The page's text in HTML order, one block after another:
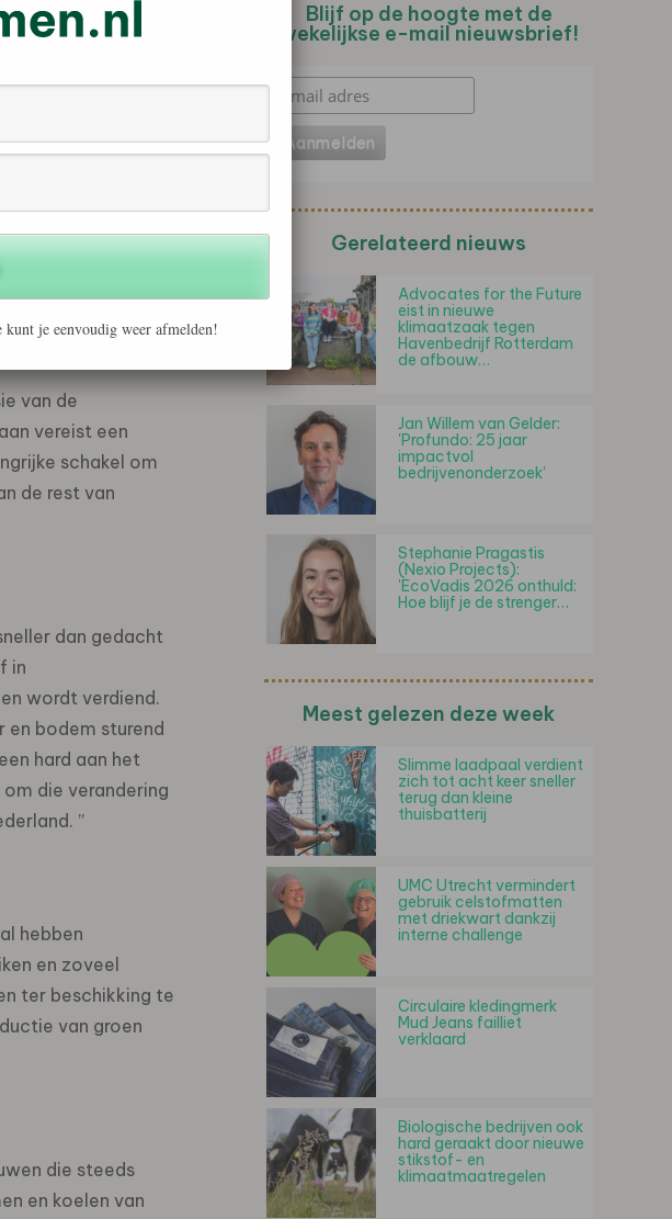
Het weer
Dus gaan we
alle 21
en te
waterschap
de uitstoot van
de emissies van
van de
vereist een
schakel om
de rest van
dan gedacht
in
wordt verdiend.
en bodem sturend
hard aan het
die verandering
”
hebben
en zoveel
ter beschikking te
van groen
die steeds
en koelen van
Blijf op de hoogte met de
wekelijkse e-mail nieuwsbrief!
Gerelateerd nieuws
Advocates for the Future
eist in nieuwe
klimaatzaak tegen
Havenbedrijf Rotterdam
de afbouw…
Jan Willem van Gelder:
'Profundo: 25 jaar
impactvol
bedrijvenonderzoek'
Stephanie Pragastis
(Nexio Projects):
'EcoVadis 2026 onthuld:
Hoe blijf je de strenger…
Meest gelezen deze week
Slimme laadpaal verdient
zich tot acht keer sneller
terug dan kleine
thuisbatterij
UMC Utrecht vermindert
gebruik celstofmatten
met driekwart dankzij
interne challenge
Circulaire kledingmerk
Mud Jeans failliet
verklaard
Biologische bedrijven ook
hard geraakt door nieuwe
stikstof- en
klimaatmaatregelen
je eenvoudig weer afmelden!